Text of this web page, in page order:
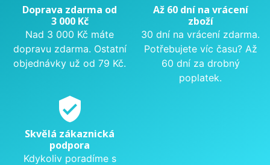
Doprava zdarma od
3 000 Kč
Nad 3 000 Kč máte
dopravu zdarma. Ostatní
objednávky už od 79 Kč.
Až 60 dní na vrácení
zboží
30 dní na vrácení zdarma.
Potřebujete víc času? Až
60 dní za drobný
poplatek.
verified_user
Skvělá zákaznická
podpora
Kdykoliv poradíme s